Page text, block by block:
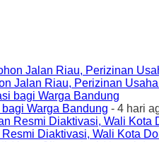
Jalan Riau, Perizinan
Warga Bandung - 4 hari
Diaktivasi, Wali Kota